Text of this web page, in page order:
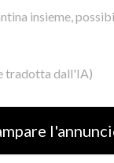
insieme,
tradotta dall'IA)